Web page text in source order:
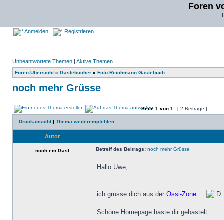
Foren
Anmelden Registrieren
Unbeantwortete Themen | Aktive Themen
Foren-Übersicht» Gästebücher » Foto-Reichmann Gästebuch
noch mehr Grüsse
Seite 1 von 1 [ 2 Beiträge ]
Druckansicht| Thema weiterempfehlen
Autor
noch ein Gast Betreff des Beitrags: noch mehr Grüsse
Hallo Uwe,
ich grüsse dich aus der Ossi-Zone ...
Schöne Homepage haste dir gebastelt.